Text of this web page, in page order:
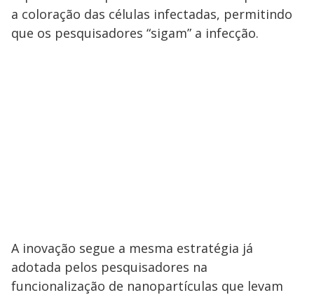
a coloração das células infectadas, permitindo
que os pesquisadores “sigam” a infecção.
A inovação segue a mesma estratégia já
adotada pelos pesquisadores na
funcionalização de nanopartículas que levam